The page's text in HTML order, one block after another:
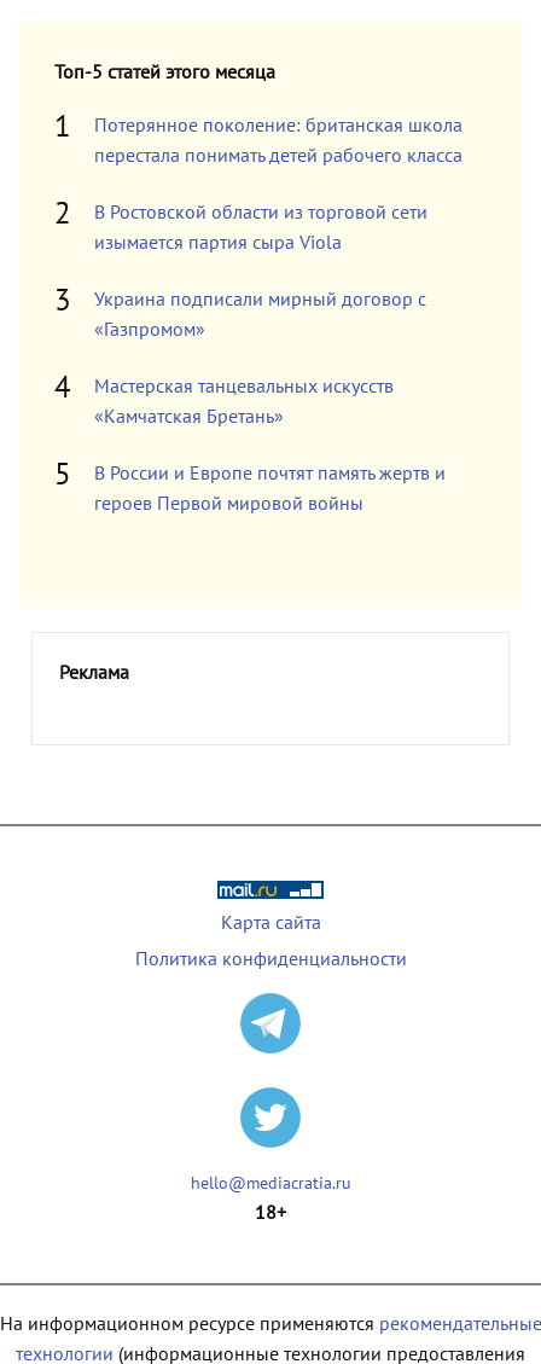
Топ-5 статей этого месяца
Потерянное поколение: британская школа
перестала понимать детей рабочего класса
В Ростовской области из торговой сети
изымается партия сыра Viola
Украина подписали мирный договор с
«Газпромом»
Мастерская танцевальных искусств
«Камчатская Бретань»
В России и Европе почтят память жертв и
героев Первой мировой войны
Реклама
Карта сайта
Политика конфиденциальности
hello@mediacratia.ru
18+
На информационном ресурсе применяются рекомендательные
технологии (информационные технологии предоставления